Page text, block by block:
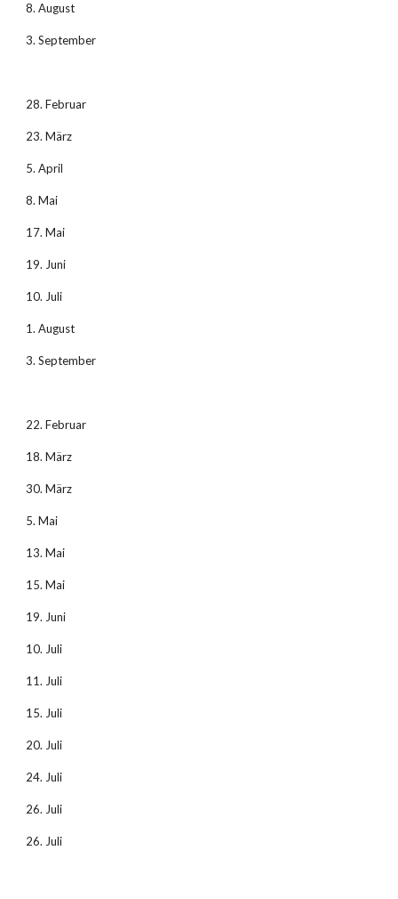
8. August
3. September
28. Februar
23. März
5. April
8. Mai
17. Mai
19. Juni
10. Juli
1. August
3. September
22. Februar
18. März
30. März
5. Mai
13. Mai
15. Mai
19. Juni
10. Juli
11. Juli
15. Juli
20. Juli
24. Juli
26. Juli
26. Juli